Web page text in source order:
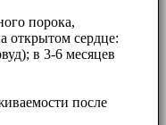
порока,
открытом сердце:
в 3-6 месяцев
после